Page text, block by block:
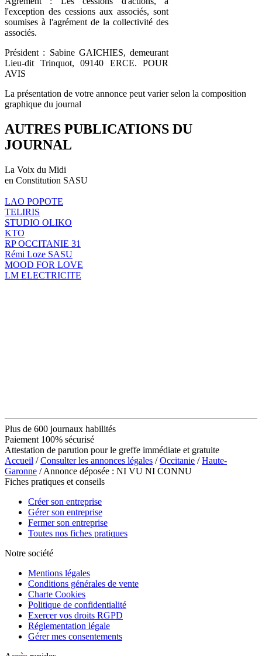
l'exception des cessions aux associés, sont
soumises à l'agrément de la collectivité des
associés.
Président : Sabine GAICHIES, demeurant
Lieu-dit Trinquot, 09140 ERCE. POUR
AVIS
La présentation de votre annonce peut varier selon la composition
graphique du journal
AUTRES PUBLICATIONS DU
JOURNAL
La Voix du Midi
en Constitution SASU
LAO POPOTE
TELIRIS
STUDIO OLIKO
KTO
RP OCCITANIE 31
Rémi Loze SASU
MOOD FOR LOVE
LM ELECTRICITE
Plus de 600 journaux habilités
Paiement 100% sécurisé
Attestation de parution pour le greffe immédiate et gratuite
Accueil /Consulter les annonces légales /Occitanie /Haute-
Garonne / Annonce déposée : NI VU NI CONNU
Fiches pratiques et conseils
Créer son entreprise
Gérer son entreprise
Fermer son entreprise
Toutes nos fiches pratiques
Notre société
Mentions légales
Conditions générales de vente
Charte Cookies
Politique de confidentialité
Exercer vos droits RGPD
Réglementation légale
Gérer mes consentements